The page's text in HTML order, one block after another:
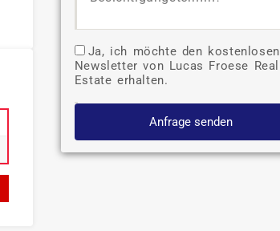
Ja, ich möchte den kostenlosen
Newsletter von Lucas Froese Real
Estate erhalten.
Anfrage senden